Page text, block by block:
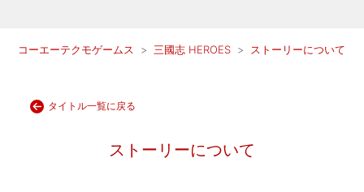
コーエーテクモゲームス 三國志 HEROES ストーリーについて
タイトル一覧に戻る
ストーリーについて